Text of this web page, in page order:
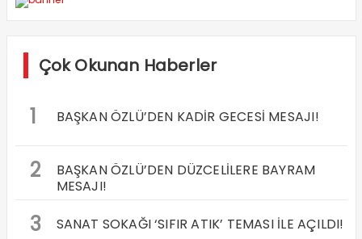
Çok Okunan Haberler
1 BAŞKAN ÖZLÜ’DEN KADİR GECESİ MESAJI!
2
BAŞKAN ÖZLÜ’DEN DÜZCELİLERE BAYRAM
MESAJI!
3 SANAT SOKAĞI ‘SIFIR ATIK’ TEMASI İLE AÇILDI!